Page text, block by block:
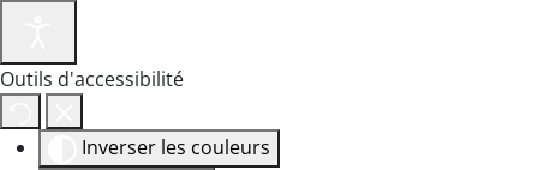
Outils d'accessibilité
Inverser les couleurs